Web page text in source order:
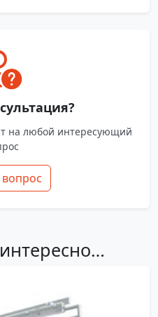
на любой интересующий